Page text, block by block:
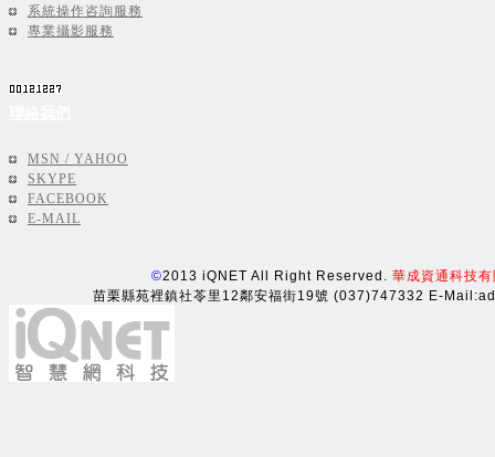
系統操作咨詢服務
專業攝影服務
MSN / YAHOO
SKYPE
FACEBOOK
E-MAIL
©2013 iQNET All Right Reserved. 華成資通科技
苗栗縣苑裡鎮社苓里12鄰安福街19號 (037)747332 E-